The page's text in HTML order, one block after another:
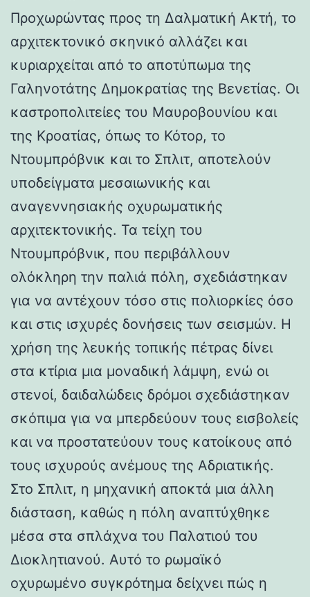
Προχωρώντας προς τη Δαλματική Ακτή, το
αρχιτεκτονικό σκηνικό αλλάζει και
κυριαρχείται από το αποτύπωμα της
Γαληνοτάτης Δημοκρατίας της Βενετίας. Οι
καστροπολιτείες του Μαυροβουνίου και
της Κροατίας, όπως το Κότορ, το
Ντουμπρόβνικ και το Σπλιτ, αποτελούν
υποδείγματα μεσαιωνικής και
αναγεννησιακής οχυρωματικής
αρχιτεκτονικής. Τα τείχη του
Ντουμπρόβνικ, που περιβάλλουν
ολόκληρη την παλιά πόλη, σχεδιάστηκαν
για να αντέχουν τόσο στις πολιορκίες όσο
και στις ισχυρές δονήσεις των σεισμών. Η
χρήση της λευκής τοπικής πέτρας δίνει
στα κτίρια μια μοναδική λάμψη, ενώ οι
στενοί, δαιδαλώδεις δρόμοι σχεδιάστηκαν
σκόπιμα για να μπερδεύουν τους εισβολείς
και να προστατεύουν τους κατοίκους από
τους ισχυρούς ανέμους της Αδριατικής.
Στο Σπλιτ, η μηχανική αποκτά μια άλλη
διάσταση, καθώς η πόλη αναπτύχθηκε
μέσα στα σπλάχνα του Παλατιού του
Διοκλητιανού. Αυτό το ρωμαϊκό
οχυρωμένο συγκρότημα δείχνει πώς η